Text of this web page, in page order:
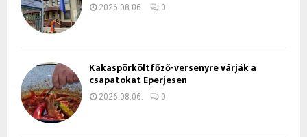
2026.08.06. 0
Kakaspörköltfőző-versenyre várják a
csapatokat Eperjesen
2026.08.06. 0